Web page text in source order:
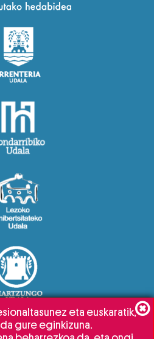
eta euskaratik,
gure eginkizuna.